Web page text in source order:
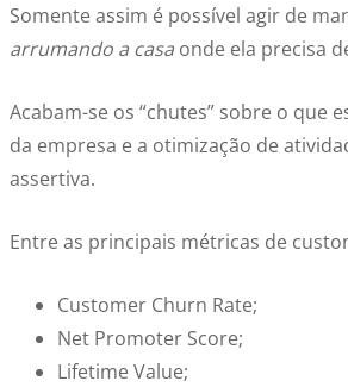
Somente assim é possível agir de
arrumando a casa onde ela precisa
Acabam-se os “chutes” sobre o que
da empresa e a otimização de
assertiva.
Entre as principais métricas de
Customer Churn Rate;
Net Promoter Score;
Lifetime Value;